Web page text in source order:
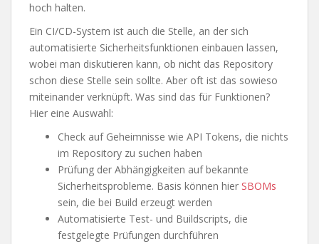
hoch halten.
Ein CI/CD-System ist auch die Stelle, an der sich
automatisierte Sicherheitsfunktionen einbauen lassen,
wobei man diskutieren kann, ob nicht das Repository
schon diese Stelle sein sollte. Aber oft ist das sowieso
miteinander verknüpft. Was sind das für Funktionen?
Hier eine Auswahl:
Check auf Geheimnisse wie API Tokens, die nichts
im Repository zu suchen haben
Prüfung der Abhängigkeiten auf bekannte
Sicherheitsprobleme. Basis können hier SBOMs
sein, die bei Build erzeugt werden
Automatisierte Test- und Buildscripts, die
festgelegte Prüfungen durchführen